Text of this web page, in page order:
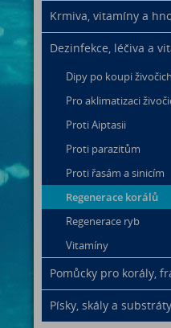
Krmiva, vitamíny a
Dezinfekce, léčiva a
Dipy po koupi
Pro aklimatizaci
Proti Aiptasii
Proti parazitům
Proti řasám a sinicím
Regenerace korálů
Regenerace ryb
Vitamíny
Pomůcky pro korály,
Písky, skály a substráty